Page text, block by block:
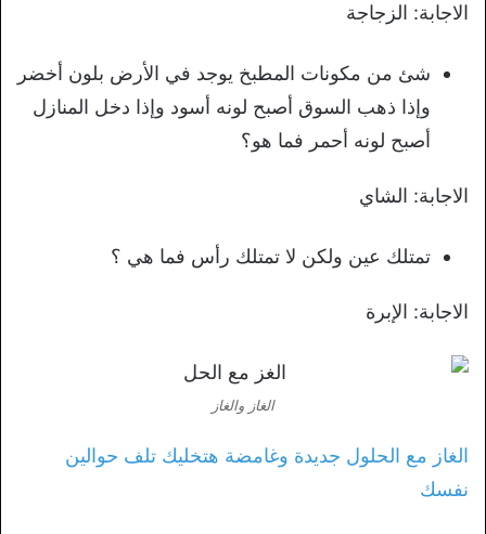
الاجابة: الزجاجة
شئ من مكونات المطبخ يوجد في الأرض بلون أخضر
وإذا ذهب السوق أصبح لونه أسود وإذا دخل المنازل
أصبح لونه أحمر فما هو؟
الاجابة: الشاي
تمتلك عين ولكن لا تمتلك رأس فما هي ؟
الاجابة: الإبرة
الغاز والغاز
الغاز مع الحلول جديدة وغامضة هتخليك تلف حوالين
نفسك